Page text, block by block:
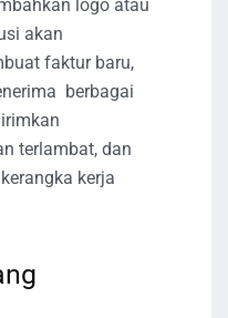
logo atau
akan
faktur baru,
berbagai
terlambat, dan
kerja